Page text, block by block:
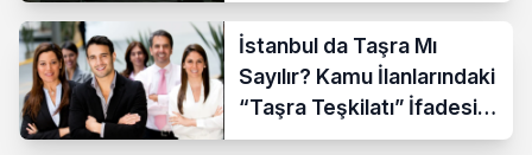
İstanbul da Taşra Mı
Sayılır? Kamu İlanlarındaki
“Taşra Teşkilatı” İfadesi
Açıklandı